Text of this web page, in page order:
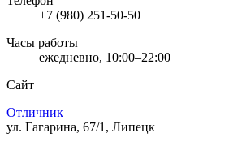
+7 (980) 251-50-50
Часы работы
ежедневно, 10:00–22:00
Сайт
Отличник
ул. Гагарина, 67/1, Липецк